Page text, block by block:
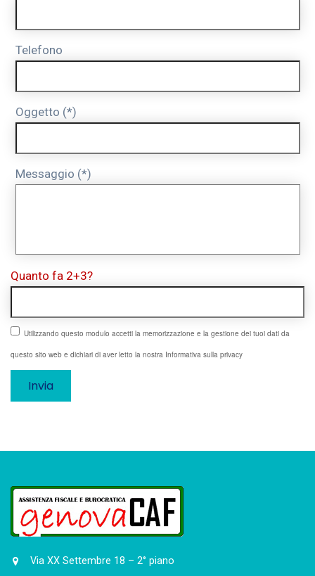
Telefono
Oggetto (*)
Messaggio (*)
Quanto fa 2+3?
Utilizzando questo modulo accetti la memorizzazione e la gestione dei tuoi dati da
questo sito web e dichiari di aver letto la nostra Informativa sulla privacy
Via XX Settembre 18 – 2° piano